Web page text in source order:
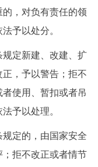
，对负有责任的领
予以处分。
定新建、改建、扩
，予以警告；拒不
使用、暂扣或者吊
予以处理。
定的，由国家安全
拒不改正或者情节